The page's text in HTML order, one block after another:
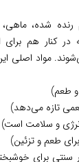
شده، ماهی،
کنار هم برای
مواد اصلی این
طعم)
تازه می‌دهد)
و سلامت است)
طعم و تزئین)
سنتی برای